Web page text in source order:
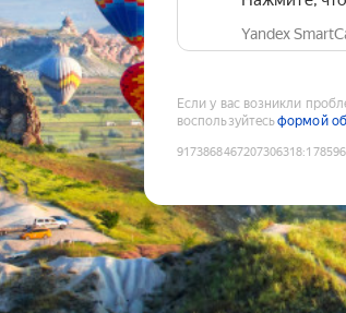
Yandex
Если у вас возникли
воспользуйтесьформой
9173868467207306318: